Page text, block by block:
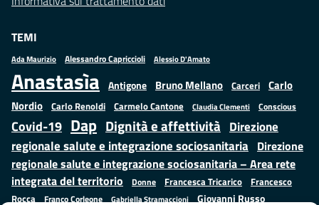
TEMI
Ada Maurizio Alessandro Capriccioli Alessio D'Amato
Anastasìa Antigone Bruno Mellano Carceri
Carlo
Nordio Carlo Renoldi Carmelo Cantone Claudia Clementi Conscious
Covid-19 Dap Dignità e affettività Direzione
regionale salute e integrazione sociosanitaria Direzione
regionale salute e integrazione sociosanitaria – Area rete
integrata del territorio
Donne Francesca Tricarico
Francesco
Rocca
Franco Corleone Gabriella Stramaccioni Giovanni Russo